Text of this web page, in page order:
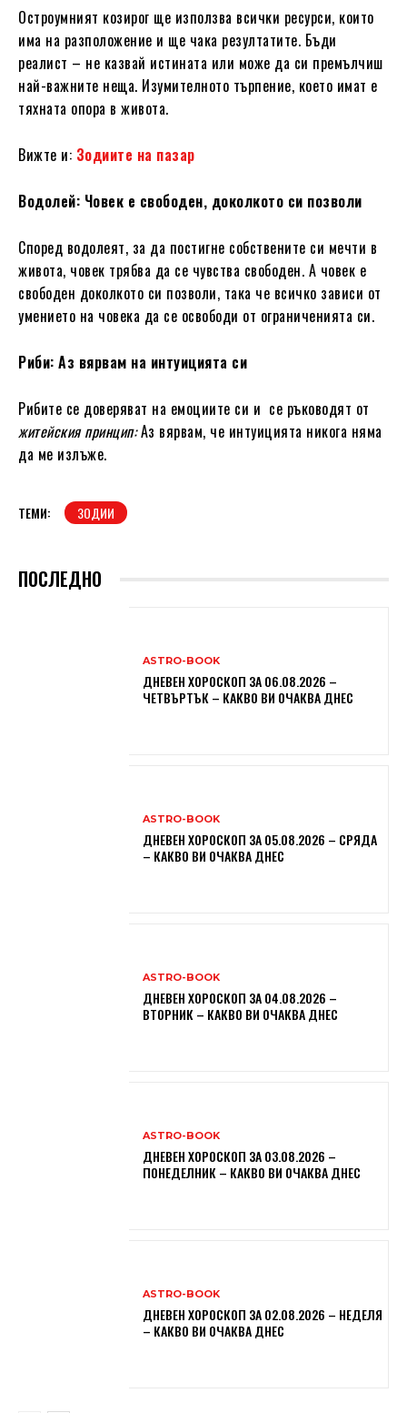
Остроумният козирог ще използва всички ресурси, които
има на разположение и ще чака резултатите. Бъди
реалист – не казвай истината или може да си премълчиш
най-важните неща. Изумителното търпение, което имат е
тяхната опора в живота.
Вижте и: Зодиите на пазар
Водолей: Човек е свободен, доколкото си позволи
Според водолеят, за да постигне собствените си мечти в
живота, човек трябва да се чувства свободен. А човек е
свободен доколкото си позволи, така че всичко зависи от
умението на човека да се освободи от ограниченията си.
Риби: Аз вярвам на интуицията си
Рибите се доверяват на емоциите си и се ръководят от
житейския принцип:Аз вярвам, че интуицията никога няма
да ме излъже.
ТЕМИ: ЗОДИИ
ПОСЛЕДНО
ASTRO-BOOK
ДНЕВЕН ХОРОСКОП ЗА 06.08.2026 –
ЧЕТВЪРТЪК – КАКВО ВИ ОЧАКВА ДНЕС
ASTRO-BOOK
ДНЕВЕН ХОРОСКОП ЗА 05.08.2026 – СРЯДА
– КАКВО ВИ ОЧАКВА ДНЕС
ASTRO-BOOK
ДНЕВЕН ХОРОСКОП ЗА 04.08.2026 –
ВТОРНИК – КАКВО ВИ ОЧАКВА ДНЕС
ASTRO-BOOK
ДНЕВЕН ХОРОСКОП ЗА 03.08.2026 –
ПОНЕДЕЛНИК – КАКВО ВИ ОЧАКВА ДНЕС
ASTRO-BOOK
ДНЕВЕН ХОРОСКОП ЗА 02.08.2026 – НЕДЕЛЯ
– КАКВО ВИ ОЧАКВА ДНЕС